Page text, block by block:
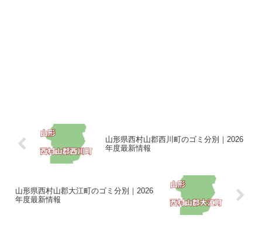
山形県西村山郡西川町のゴミ分別｜2026
年度最新情報
山形県西村山郡大江町のゴミ分別｜2026
年度最新情報